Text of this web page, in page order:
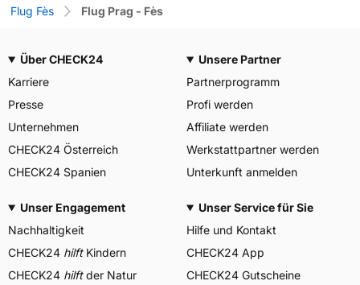
Flug Fès
Flug Prag - Fès
Über CHECK24
Karriere
Presse
Unternehmen
CHECK24 Österreich
CHECK24 Spanien
Unsere Partner
Partnerprogramm
Profi werden
Affiliate werden
Werkstattpartner werden
Unterkunft anmelden
Unser Engagement
Nachhaltigkeit
CHECK24 hilftKindern
CHECK24 hilftder Natur
Unser Service für Sie
Hilfe und Kontakt
CHECK24 App
CHECK24 Gutscheine